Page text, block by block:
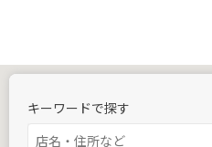
キーワードで探す